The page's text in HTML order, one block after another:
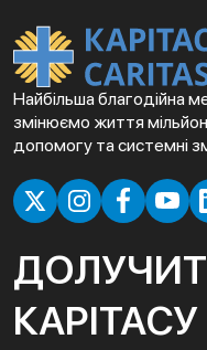
Найбільша благодійна
змінюємо життя
допомогу та системні
КАРІТАСУ